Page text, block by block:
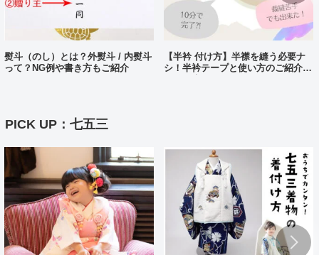
熨斗（のし）とは？外熨斗 / 内熨斗
って？NG例や書き方もご紹介
【半衿 付け方】半襟を縫う必要ナ
シ！半衿テープと使い方のご紹介。
PICK UP：七五三